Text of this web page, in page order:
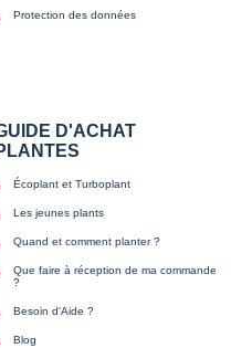
Protection des données
D'ACHAT
Écoplant et Turboplant
Les jeunes plants
Quand et comment planter ?
Que faire à réception de ma commande
?
Besoin d'Aide ?
Blog